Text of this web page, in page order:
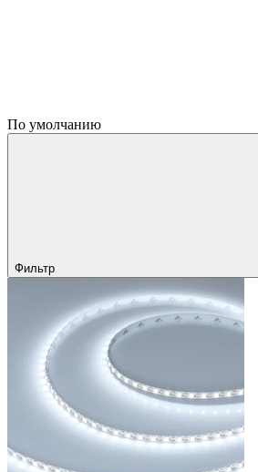
По умолчанию
Фильтр